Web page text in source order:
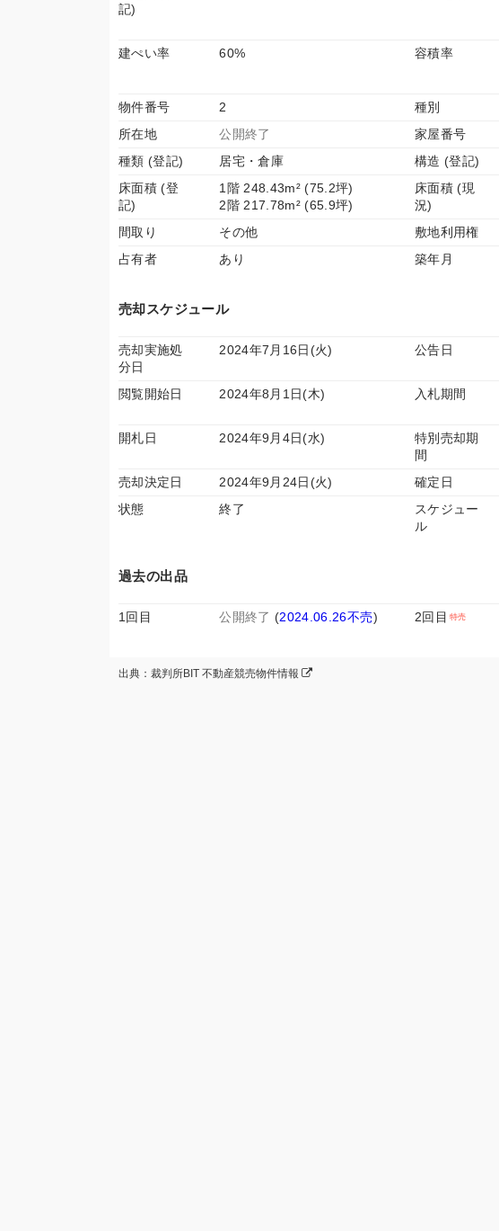
記)
建ぺい率
60% 容積率
物件番号 2 種別
所在地
公開終了 家屋番号
種類 (登記)
居宅・倉庫 構造 (登記)
床面積 (登
記)
1階 248.43m² (75.2坪)
2階 217.78m² (65.9坪)
床面積 (現
況)
間取り
その他 敷地利用権
占有者
あり 築年月
売却スケジュール
売却実施処
分日
2024年7月16日(火) 公告日
閲覧開始日 2024年8月1日(木) 入札期間
開札日
2024年9月4日(水)
特別売却期
間
売却決定日 2024年9月24日(火) 確定日
状態
終了
スケジュー
ル
過去の出品
1回目 公開終了 (2024.06.26不売) 2回目
出典：裁判所BIT 不動産競売物件情報